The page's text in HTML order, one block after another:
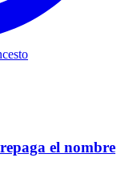
el nombre